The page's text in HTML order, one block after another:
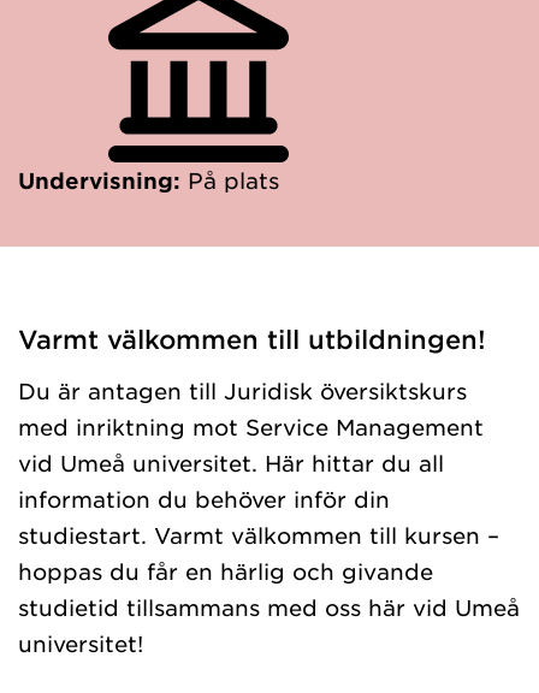
Undervisning: På plats
Varmt välkommen till utbildningen!
Du är antagen till Juridisk översiktskurs
med inriktning mot Service Management
vid Umeå universitet. Här hittar du all
information du behöver inför din
studiestart. Varmt välkommen till kursen –
hoppas du får en härlig och givande
studietid tillsammans med oss här vid Umeå
universitet!